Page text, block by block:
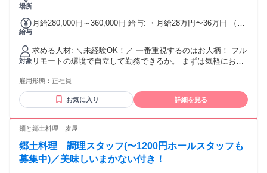
場所
給与
月給280,000円～360,000円 給与: ・月給28万円〜36万円 （想
与年2回／昇給あり ・通勤交通費支給 ・残業は月5時間程度と
少なめです
対象
求める人材: ＼未経験OK！／ 一番重視するのはお人柄！ ​フル
リモートの環境で自立して勤務できるか。 まずは気軽にお話
したい方 ・ハローワークでお仕事を探している方 ・新しいこ
とにチャレンジしたい第二新卒の方 ・正社員デビューがした
いフリーターの方 ・ワークライフバランスを大切にしたい方
雇用形態： 正社員
お気に入り 詳細を見る
麺と郷土料理 麦屋
郷土料理 調理スタッフ(〜1200円ホールスタッフも
募集中)／美味しいまかない付き！